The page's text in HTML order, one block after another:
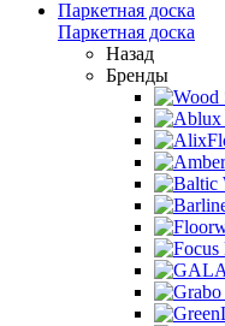
Паркетная доска
Паркетная доска
Назад
Бренды